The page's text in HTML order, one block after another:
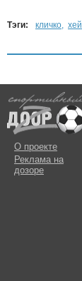
Тэги: кличко, хей
О проекте
Реклама на
дозоре